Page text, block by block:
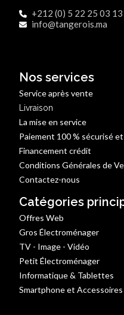
+212 (0) 5 22 25 03 13
info@tangerois.ma
Nos services
Service après vente
Livraison
La mise en service
Paiement 100 % sécurisé
Financement crédit
Conditions Générales de
Contactez-nous
Catégories
Offres Web
Gros Électroménager
TV - Image - Vidéo
Petit Électroménager
Informatique & Tablettes
Smartphone et Accessoires